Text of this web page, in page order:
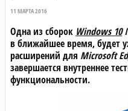
11 МАРТА 2016
Одна из сборок Windows 10
в ближайшее время, будет
расширений для Microsoft
завершается внутреннее
функциональности.